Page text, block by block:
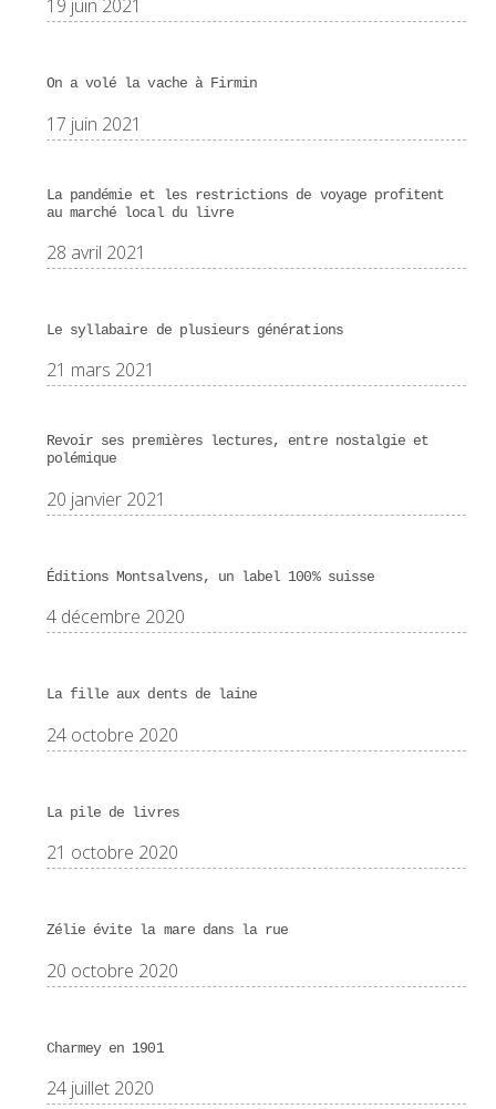
19 juin 2021
On a volé la vache à Firmin
17 juin 2021
La pandémie et les restrictions de voyage profitent
au marché local du livre
28 avril 2021
Le syllabaire de plusieurs générations
21 mars 2021
Revoir ses premières lectures, entre nostalgie et
polémique
20 janvier 2021
Éditions Montsalvens, un label 100% suisse
4 décembre 2020
La fille aux dents de laine
24 octobre 2020
La pile de livres
21 octobre 2020
Zélie évite la mare dans la rue
20 octobre 2020
Charmey en 1901
24 juillet 2020